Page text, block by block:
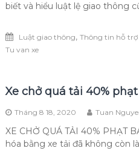
biết và hiểu luật lệ giao thông
Luật giao thông, Thông tin hỗ trợ
Tu van xe
Xe chở quá tải 40%
Tháng 8 18, 2020 Tuan
XE CHỞ QUÁ TẢI 40% PHẠT
hóa bằng xe tải đã không còn